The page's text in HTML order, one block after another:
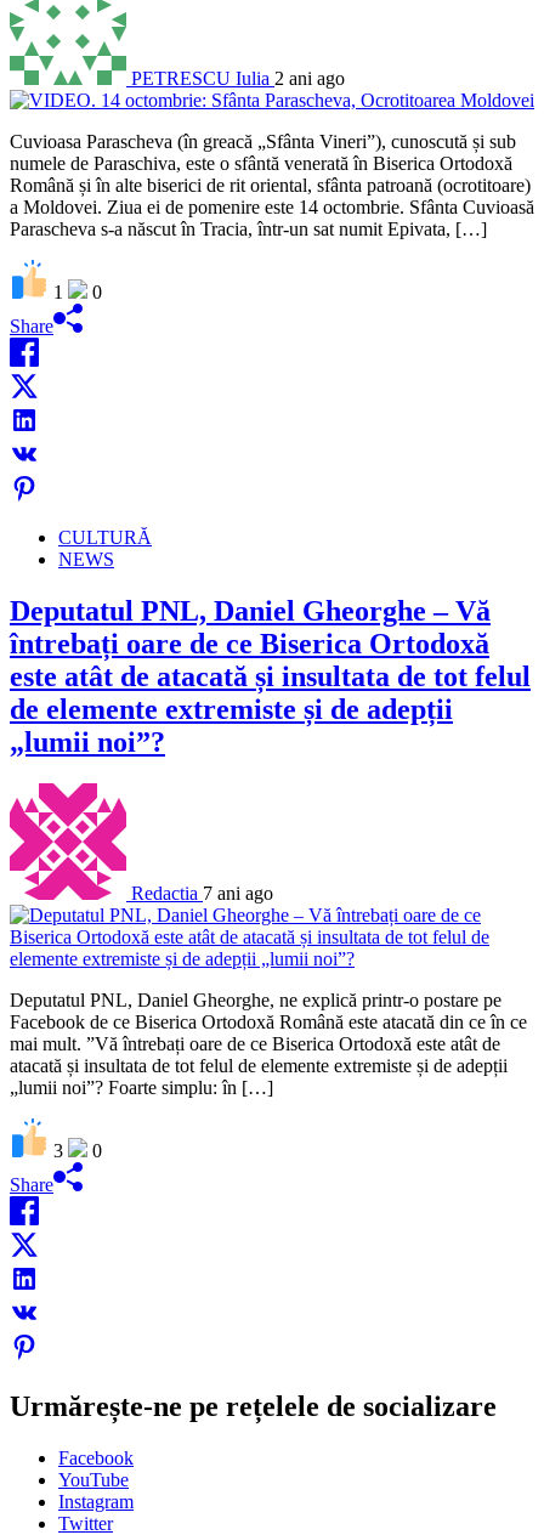
PETRESCU Iulia 2 ani ago
Cuvioasa Parascheva (în greacă „Sfânta Vineri”), cunoscută și sub
numele de Paraschiva, este o sfântă venerată în Biserica Ortodoxă
Română și în alte biserici de rit oriental, sfânta patroană (ocrotitoare)
a Moldovei. Ziua ei de pomenire este 14 octombrie. Sfânta Cuvioasă
Parascheva s-a născut în Tracia, într-un sat numit Epivata, […]
1
0
Share
CULTURĂ
NEWS
Deputatul PNL, Daniel Gheorghe – Vă
întrebați oare de ce Biserica Ortodoxă
este atât de atacată și insultata de tot felul
de elemente extremiste și de adepții
„lumii noi”?
Redactia 7 ani ago
Deputatul PNL, Daniel Gheorghe, ne explică printr-o postare pe
Facebook de ce Biserica Ortodoxă Română este atacată din ce în ce
mai mult. ”Vă întrebați oare de ce Biserica Ortodoxă este atât de
atacată și insultata de tot felul de elemente extremiste și de adepții
„lumii noi”? Foarte simplu: în […]
3
0
Share
Urmărește-ne pe rețelele de socializare
Facebook
YouTube
Instagram
Twitter